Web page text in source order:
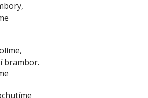
brambor.